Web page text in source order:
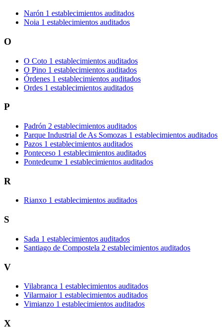
Narón 1 establecimientos auditados
Noia 1 establecimientos auditados
O
O Coto 1 establecimientos auditados
O Pino 1 establecimientos auditados
Órdenes 1 establecimientos auditados
Ordes 1 establecimientos auditados
P
Padrón 2 establecimientos auditados
Parque Industrial de As Somozas 1 establecimientos auditados
Pazos 1 establecimientos auditados
Ponteceso 1 establecimientos auditados
Pontedeume 1 establecimientos auditados
R
Rianxo 1 establecimientos auditados
S
Sada 1 establecimientos auditados
Santiago de Compostela 2 establecimientos auditados
V
Vilabranca 1 establecimientos auditados
Vilarmaior 1 establecimientos auditados
Vimianzo 1 establecimientos auditados
X